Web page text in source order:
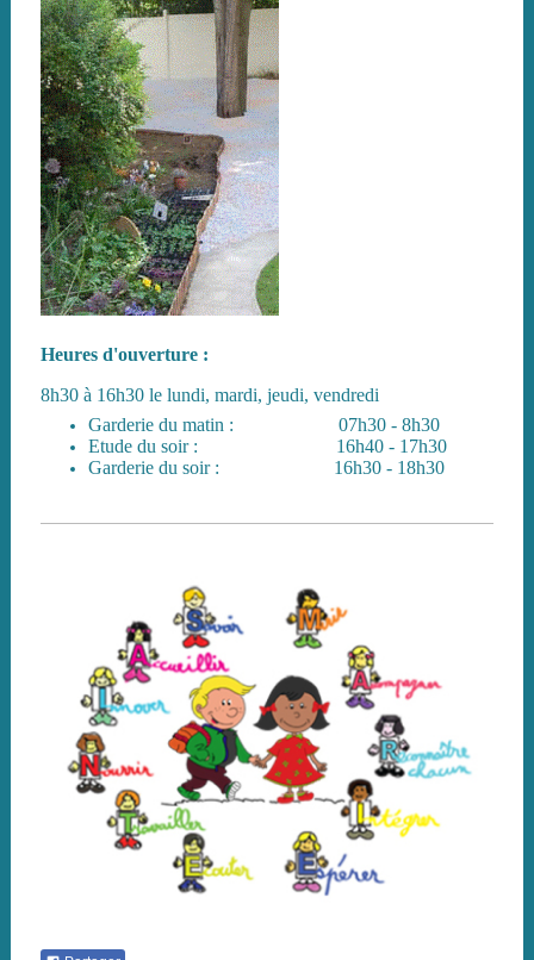
Heures d'ouverture :
8h30 à 16h30 le lundi, mardi, jeudi, vendredi
Garderie du matin : 07h30 - 8h30
Etude du soir : 16h40 - 17h30
Garderie du soir : 16h30 - 18h30